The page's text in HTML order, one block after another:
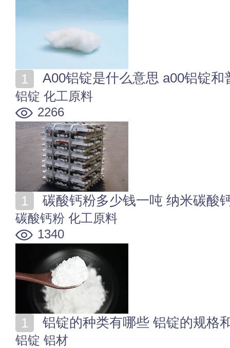
A00铝锭是什么意思 a00铝锭
铝锭 化工原料
2266
碳酸钙粉多少钱一吨 纳米碳酸
碳酸钙粉 化工原料
1340
铝锭的种类有哪些 铝锭的规格
铝锭 铝材